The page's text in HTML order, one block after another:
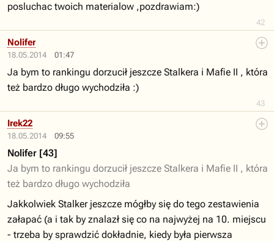
42
posluchac twoich materialow ,pozdrawiam:)
18.05.2014 01:47
43
Nolifer
Ja bym to rankingu dorzucił jeszcze Stalkera i Mafie II , która
też bardzo długo wychodziła :)
18.05.2014 09:55
Irek22
Nolifer [43]
Ja bym to rankingu dorzucił jeszcze Stalkera i Mafie II , która
też bardzo długo wychodziła
Jakkolwiek Stalker jeszcze mógłby się do tego zestawienia
załapać (a i tak by znalazł się co na najwyżej na 10. miejscu
- trzeba by sprawdzić dokładnie, kiedy była pierwsza